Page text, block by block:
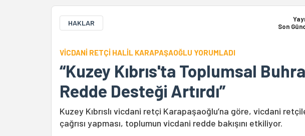
HAKLAR
Son
VİCDANİ RETÇİ HALİL KARAPAŞAOĞLU YORUMLADI
“Kuzey Kıbrıs'ta Toplumsal
Redde Desteği Artırdı”
Kuzey Kıbrıslı vicdani retçi Karapaşaoğlu’na göre, vicdani
çağrısı yapması, toplumun vicdani redde bakışını etkiliyor.